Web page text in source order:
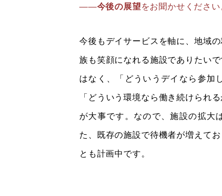
――今後の展望をお聞かせくださ
今後もデイサービスを軸に、地域
族も笑顔になれる施設でありたい
はなく、「どういうデイなら参加
「どういう環境なら働き続けられ
が大事です。なので、施設の拡大
た、既存の施設で待機者が増えて
とも計画中です。